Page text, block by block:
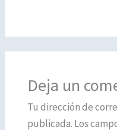
Deja un
Tu dirección de
publicada. Los